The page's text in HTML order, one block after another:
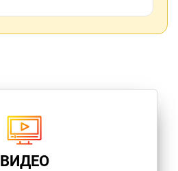
ВИДЕО